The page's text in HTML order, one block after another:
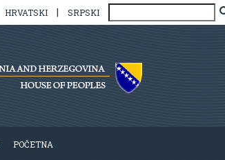
HRVATSKI | SRPSKI
POČETNA